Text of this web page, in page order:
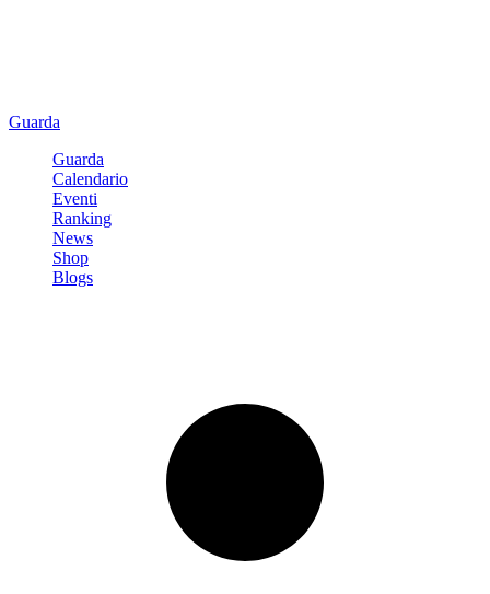
Guarda
Guarda
Calendario
Eventi
Ranking
News
Shop
Blogs